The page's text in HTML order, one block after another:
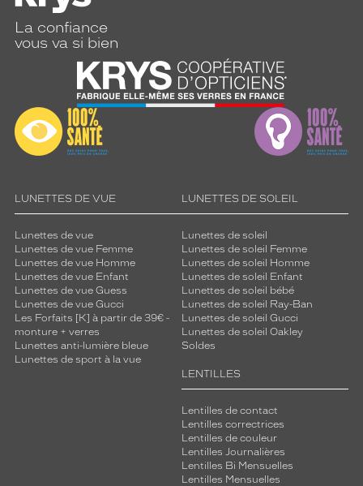
La confiance
vous va si bien
LUNETTES DE VUE
Lunettes de vue
Lunettes de vue Femme
Lunettes de vue Homme
Lunettes de vue Enfant
Lunettes de vue Guess
Lunettes de vue Gucci
Les Forfaits [K] à partir de 39€ -
monture + verres
Lunettes anti-lumière bleue
Lunettes de sport à la vue
LUNETTES DE SOLEIL
Lunettes de soleil
Lunettes de soleil Femme
Lunettes de soleil Homme
Lunettes de soleil Enfant
Lunettes de soleil bébé
Lunettes de soleil Ray-Ban
Lunettes de soleil Gucci
Lunettes de soleil Oakley
Soldes
LENTILLES
Lentilles de contact
Lentilles correctrices
Lentilles de couleur
Lentilles Journalières
Lentilles Bi Mensuelles
Lentilles Mensuelles